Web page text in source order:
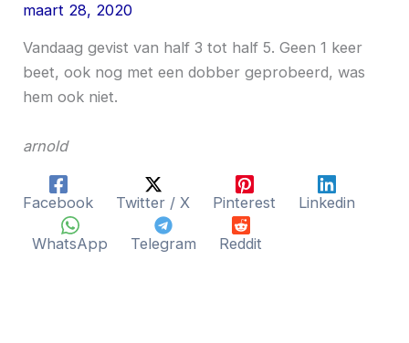
maart 28, 2020
Vandaag gevist van half 3 tot half 5. Geen 1 keer
beet, ook nog met een dobber geprobeerd, was
hem ook niet.
arnold
Facebook Twitter / X Pinterest Linkedin
WhatsApp Telegram Reddit